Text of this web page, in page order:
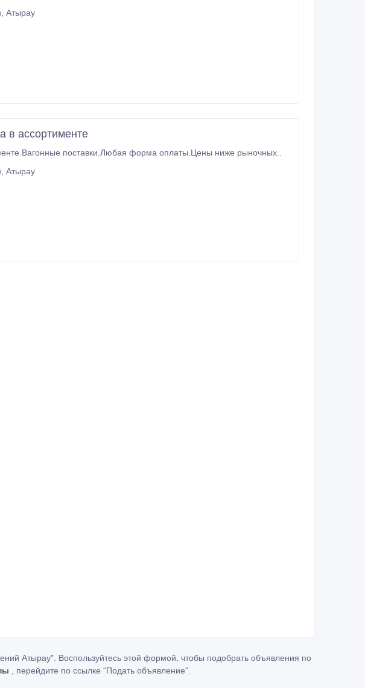
Атырау
в ассортименте
поставки.Любая форма оплаты.Цены ниже рыночных..
Атырау
Атырау". Воспользуйтесь этой формой, чтобы подобрать объявления по
, перейдите по ссылке "Подать объявление"